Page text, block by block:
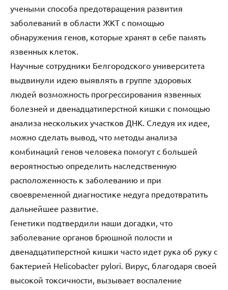
учеными способа предотвращения развития
заболеваний в области ЖКТ с помощью
обнаружения генов, которые хранят в себе память
язвенных клеток.
Научные сотрудники Белгородского университета
выдвинули идею выявлять в группе здоровых
людей возможность прогрессирования язвенных
болезней и двенадцатиперстной кишки с помощью
анализа нескольких участков ДНК. Следуя их идее,
можно сделать вывод, что методы анализа
комбинаций генов человека помогут с большей
вероятностью определить наследственную
расположенность к заболеванию и при
своевременной диагностике недуга предотвратить
дальнейшее развитие.
Генетики подтвердили наши догадки, что
заболевание органов брюшной полости и
двенадцатиперстной кишки часто идет рука об руку с
бактерией Helicobacter pylori. Вирус, благодаря своей
высокой токсичности, вызывает воспаление